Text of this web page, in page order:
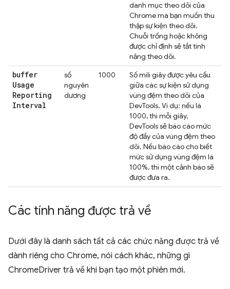
danh mục theo dõi của
Chrome mà bạn muốn thu
thập sự kiện theo dõi.
Chuỗi trống hoặc không
được chỉ định sẽ tắt tính
năng theo dõi.
buffer
Usage
Reporting
Interval
số
nguyên
dương
1000
Số mili giây được yêu cầu
giữa các sự kiện sử dụng
vùng đệm theo dõi của
DevTools. Ví dụ: nếu là
1000, thì mỗi giây,
DevTools sẽ báo cáo mức
độ đầy của vùng đệm theo
dõi. Nếu báo cáo cho biết
mức sử dụng vùng đệm là
100%, thì một cảnh báo sẽ
được đưa ra.
Các tính năng được trả về
Dưới đây là danh sách tất cả các chức năng được trả về
dành riêng cho Chrome, nói cách khác, những gì
ChromeDriver trả về khi bạn tạo một phiên mới.